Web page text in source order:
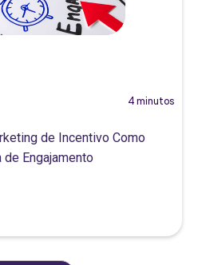
4 minutos
de Incentivo Como
de Engajamento